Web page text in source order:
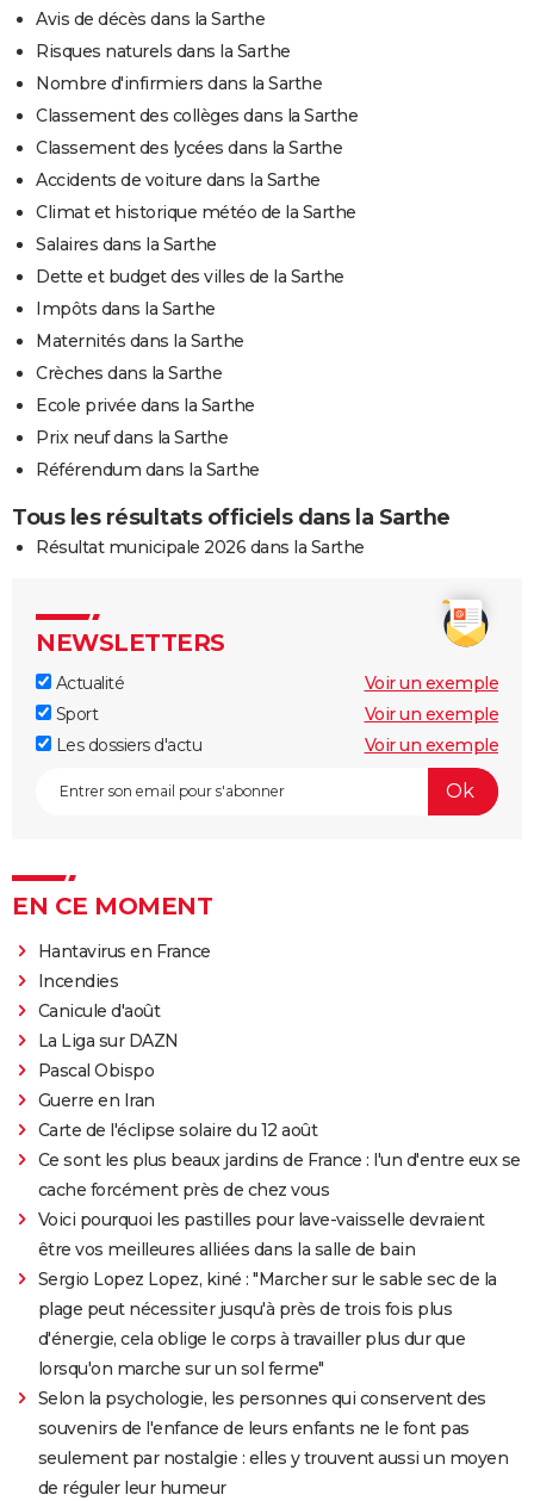
Avis de décès dans la Sarthe
Risques naturels dans la Sarthe
Nombre d'infirmiers dans la Sarthe
Classement des collèges dans la Sarthe
Classement des lycées dans la Sarthe
Accidents de voiture dans la Sarthe
Climat et historique météo de la Sarthe
Salaires dans la Sarthe
Dette et budget des villes de la Sarthe
Impôts dans la Sarthe
Maternités dans la Sarthe
Crèches dans la Sarthe
Ecole privée dans la Sarthe
Prix neuf dans la Sarthe
Référendum dans la Sarthe
Tous les résultats officiels dans la Sarthe
Résultat municipale 2026 dans la Sarthe
NEWSLETTERS
Actualité
Voir un exemple
Sport
Voir un exemple
Les dossiers d'actu
Voir un exemple
EN CE MOMENT
Hantavirus en France
Incendies
Canicule d'août
La Liga sur DAZN
Pascal Obispo
Guerre en Iran
Carte de l'éclipse solaire du 12 août
Ce sont les plus beaux jardins de France : l'un d'entre eux se
cache forcément près de chez vous
Voici pourquoi les pastilles pour lave-vaisselle devraient
être vos meilleures alliées dans la salle de bain
Sergio Lopez Lopez, kiné : "Marcher sur le sable sec de la
plage peut nécessiter jusqu'à près de trois fois plus
d'énergie, cela oblige le corps à travailler plus dur que
lorsqu'on marche sur un sol ferme"
Selon la psychologie, les personnes qui conservent des
souvenirs de l'enfance de leurs enfants ne le font pas
seulement par nostalgie : elles y trouvent aussi un moyen
de réguler leur humeur